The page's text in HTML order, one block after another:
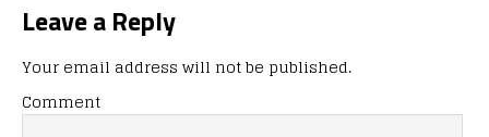
Leave a Reply
Your email address will not be published.
Comment